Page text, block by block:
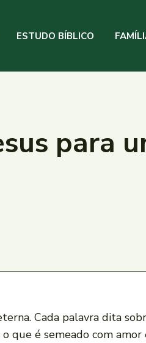
ESTUDO BÍBLICO
para
Cada palavra dita
que é semeado com